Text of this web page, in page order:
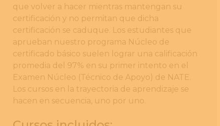
que volver a hacer mientras mantengan su
certificación y no permitan que dicha
certificación se caduque. Los estudiantes que
aprueban nuestro programa Núcleo de
certificado básico suelen lograr una calificación
promedia del 97% en su primer intento en el
Examen Núcleo (Técnico de Apoyo) de NATE.
Los cursos en la trayectoria de aprendizaje se
hacen en secuencia, uno por uno.